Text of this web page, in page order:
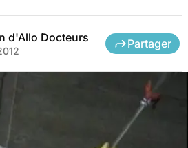
d'Allo Docteurs Partager